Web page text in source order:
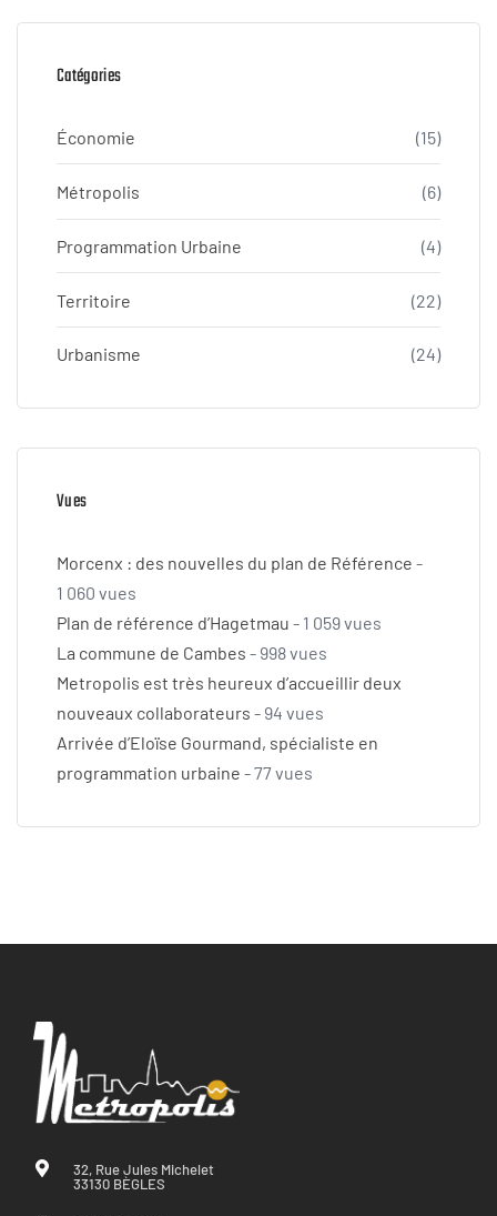
Catégories
Économie (15)
Métropolis (6)
Programmation Urbaine (4)
Territoire (22)
Urbanisme (24)
Vues
Morcenx : des nouvelles du plan de Référence -
1 060 vues
Plan de référence d’Hagetmau - 1 059 vues
La commune de Cambes - 998 vues
Metropolis est très heureux d’accueillir deux
nouveaux collaborateurs - 94 vues
Arrivée d’Eloïse Gourmand, spécialiste en
programmation urbaine - 77 vues
32, Rue Jules Michelet
33130 BÈGLES